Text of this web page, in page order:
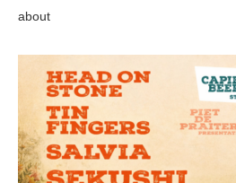
about